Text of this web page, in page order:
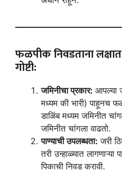
फळपीक निवडताना लक्षात
गोष्टी:
जमिनीचा प्रकार: आपल्या
मध्यम की भारी) पाहूनच
डाळिंब मध्यम जमिनीत
जमिनीत चांगला वाढतो.
पाण्याची उपलब्धता: जरी
तरी उन्हाळ्यात
पिकाची निवड करावी.